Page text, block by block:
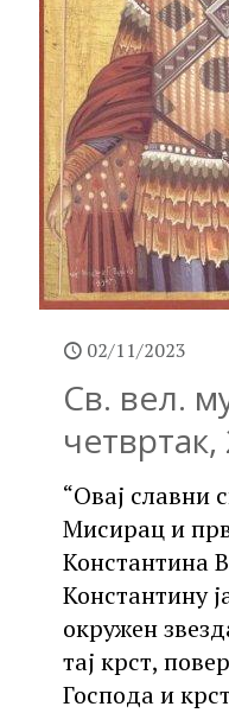
02/11/2023
Св. вел.
“Овај славни
Мисирац и
Константина
Константину
окружен
тај крст,
Господа и